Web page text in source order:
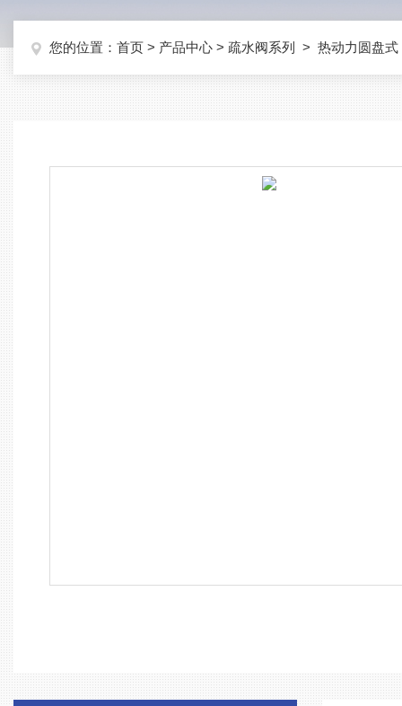
您的位置： 首页 > 产品中心 > 疏水阀系列 > 热动力圆盘式